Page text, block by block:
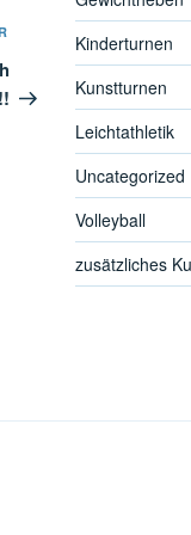
Nächster
Beitrag
!!
Kinderturnen
Kunstturnen
Leichtathletik
Uncategorized
Volleyball
zusätzliches